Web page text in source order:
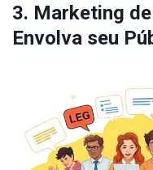
3. Marketing
Envolva seu